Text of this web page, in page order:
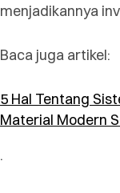
menjadikannya
Baca juga artikel:
5 Hal Tentang
Material Modern
.